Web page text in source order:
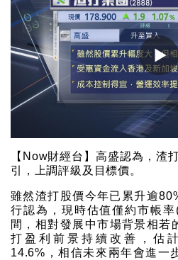
【Now財經台】高盛認為，渣
引，上調評級及目標價。
雖然渣打股價今年已累升逾
行認為，現時估值僅約市帳
間，相對發展中市場背景相若
打盈利前景持續改善，估
14.6%，相信未來兩年會進一